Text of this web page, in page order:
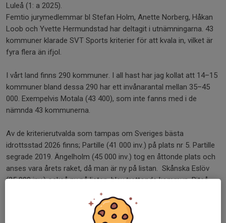
Luleå (1: a 2025).
Femtio jurymedlemmar bl Stefan Holm, Anette Norberg, Håkan
Loob och Yvette Hermundstad har deltagit i utnämningarna. 43
kommuner klarade SVT Sports kriterier för att kvala in, vilket är
fyra flera än ifjol.
I vårt land finns 290 kommuner. I all hast har jag kollat att 14–15
kommuner bland dessa 290 har ett invånarantal mellan 35–45
000. Exempelvis Motala (43 400), som inte fanns med i de
nämnda 43 kommunerna.
Av de kriterierutvalda som tampas om Sveriges bästa
idrottsstad 2026 finns; Partille (41 000 inv.) på plats nr 5. Partille
segrade 2019. Ängelholm (45 000 inv.) tog en åttonde plats och
anses vara årets raket, då man är ny på listan. Skånska Eslöv
(35 000 inv.) också ny på listan, blev trettonde kommun. Piteå
(42 000 inv.) hamnade på plats 15.
Värt att notera är att bland de 43 kommuner som utvaldes
deltaga i omröstningen finns bandyorterna Vänersborg (40 000),